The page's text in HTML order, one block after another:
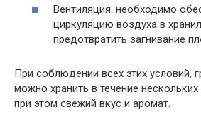
Вентиляция: необходимо
циркуляцию воздуха в
предотвратить загнивание
При соблюдении всех этих условий,
можно хранить в течение
при этом свежий вкус и аромат.